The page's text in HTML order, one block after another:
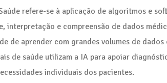
refere-se à aplicação de algoritmos e
interpretação e compreensão de dados
de aprender com grandes volumes de
de saúde utilizam a IA para apoiar
individuais dos pacientes.